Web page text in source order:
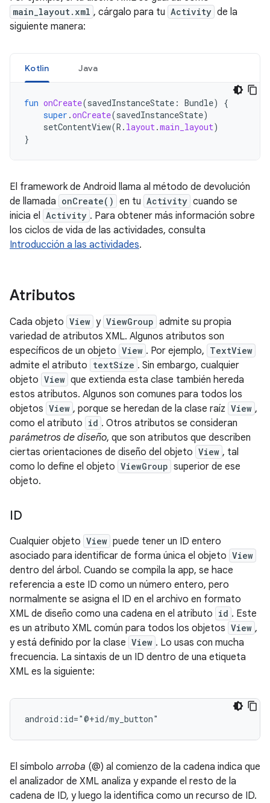
main_layout.xml , cárgalo para tu Activity de la
siguiente manera:
Kotlin Java
fun onCreate(savedInstanceState : Bundle)
{
super .onCreate(savedInstanceState)
setContentView(R . layout.main_layout)
}
El framework de Android llama al método de devolución
de llamada onCreate() en tu Activity cuando se
inicia el Activity . Para obtener más información sobre
los ciclos de vida de las actividades, consulta
Introducción a las actividades.
Atributos
Cada objeto View y ViewGroup admite su propia
variedad de atributos XML. Algunos atributos son
específicos de un objeto View . Por ejemplo, TextView
admite el atributo textSize . Sin embargo, cualquier
objeto View que extienda esta clase también hereda
estos atributos. Algunos son comunes para todos los
objetos View , porque se heredan de la clase raíz View ,
como el atributo id . Otros atributos se consideran
parámetros de diseño, que son atributos que describen
ciertas orientaciones de diseño del objeto View , tal
como lo define el objeto ViewGroup superior de ese
objeto.
ID
Cualquier objeto View puede tener un ID entero
asociado para identificar de forma única el objeto View
dentro del árbol. Cuando se compila la app, se hace
referencia a este ID como un número entero, pero
normalmente se asigna el ID en el archivo en formato
XML de diseño como una cadena en el atributo id . Este
es un atributo XML común para todos los objetos View ,
y está definido por la clase View . Lo usas con mucha
frecuencia. La sintaxis de un ID dentro de una etiqueta
XML es la siguiente:
android:id="@+id/my_button"
El símbolo arroba (@) al comienzo de la cadena indica que
el analizador de XML analiza y expande el resto de la
cadena de ID, y luego la identifica como un recurso de ID.